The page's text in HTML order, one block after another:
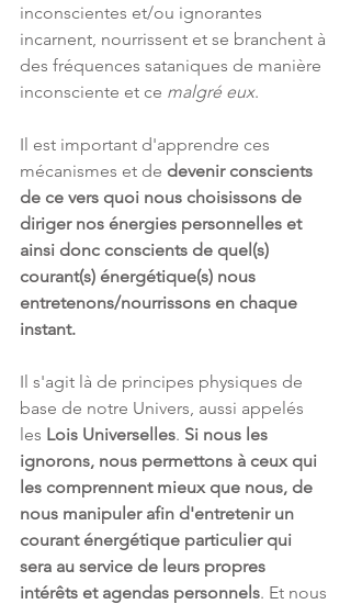
inconscientes et/ou ignorantes
incarnent, nourrissent et se branchent à
des fréquences sataniques de manière
inconsciente et ce malgré eux.
Il est important d'apprendre ces
mécanismes et de devenir conscients
de ce vers quoi nous choisissons de
diriger nos énergies personnelles et
ainsi donc conscients de quel(s)
courant(s) énergétique(s) nous
entretenons/nourrissons en chaque
instant.
Il s'agit là de principes physiques de
base de notre Univers, aussi appelés
les Lois Universelles. Si nous les
ignorons, nous permettons à ceux qui
les comprennent mieux que nous, de
nous manipuler afin d'entretenir un
courant énergétique particulier qui
sera au service de leurs propres
intérêts et agendas personnels. Et nous